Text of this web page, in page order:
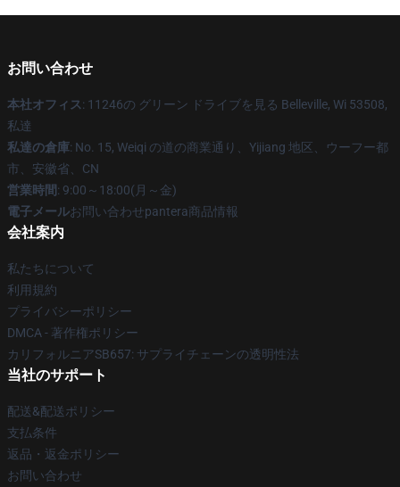
お問い合わせ
本社オフィス: 11246の グリーン ドライブを見る Belleville, Wi 53508,
私達
私達の倉庫: No. 15, Weiqi の道の商業通り、Yijiang 地区、ウーフー都
市、安徽省、CN
営業時間: 9:00～18:00(月～金)
電子メールお問い合わせpantera商品情報
会社案内
私たちについて
利用規約
プライバシーポリシー
DMCA - 著作権ポリシー
カリフォルニアSB657: サプライチェーンの透明性法
当社のサポート
配送&配送ポリシー
支払条件
返品・返金ポリシー
お問い合わせ